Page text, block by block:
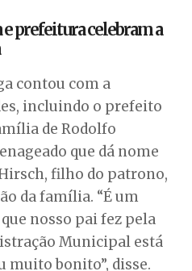
prefeitura celebram a
contou com a
incluindo o prefeito
de Rodolfo
que dá nome
filho do patrono,
da família. “É um
nosso pai fez pela
Municipal está
muito bonito”, disse.